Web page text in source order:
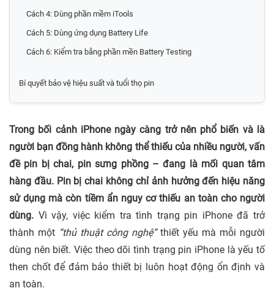
Cách 4: Dùng phần mềm iTools
Cách 5: Dùng ứng dụng Battery Life
Cách 6: Kiểm tra bằng phần mền Battery Testing
Bí quyết bảo vệ hiệu suất và tuổi thọ pin
Trong bối cảnh iPhone ngày càng trở nên phổ biến và là
người bạn đồng hành không thể thiếu của nhiều người, vấn
đề pin bị chai, pin sưng phồng – đang là mối quan tâm
hàng đầu. Pin bị chai không chỉ ảnh hưởng đến hiệu năng
sử dụng mà còn tiềm ẩn nguy cơ thiếu an toàn cho người
dùng. Vì vậy, việc kiểm tra tình trạng pin iPhone đã trở
thành một “thủ thuật công nghệ” thiết yếu mà mỗi người
dùng nên biết. Việc theo dõi tình trạng pin iPhone là yếu tố
then chốt để đảm bảo thiết bị luôn hoạt động ổn định và
an toàn.